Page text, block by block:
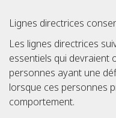
Lignes directrices
Les lignes directrices
essentiels qui devraient
personnes ayant une
lorsque ces personnes
comportement.